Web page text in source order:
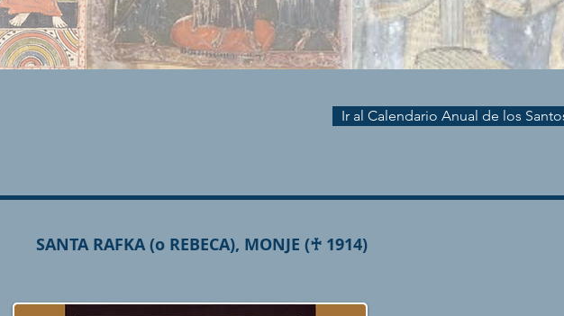
Ir al Calendario Anual de los
SANTA RAFKA (o REBECA), MONJE (♰ 1914)